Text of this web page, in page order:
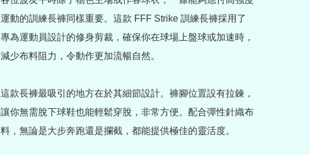
運動的訓練長褲同樣重要。這款 FFF Strike 訓練長褲採用了
專為運動員設計的修身剪裁，確保你在球場上盤球或加速時，
減少布料阻力，令動作更加流暢自然。
這款長褲最吸引的地方在於其細節設計。褲腳位置設有拉鍊，
讓你無需脫下球鞋也能輕鬆穿脫，非常方便。配合彈性針織布
料，無論是大步奔跑還是攔截，都能提供極佳的靈活度。